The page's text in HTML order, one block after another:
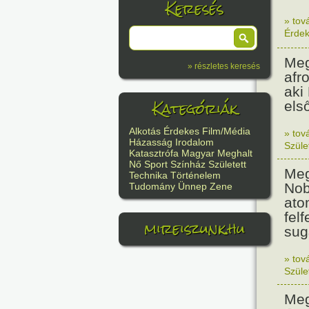
Keresés
» részletes keresés
Kategóriák
Alkotás Érdekes Film/Média
Házasság Irodalom
Katasztrófa Magyar Meghalt
Nő Sport Színház Született
Technika Történelem
Tudomány Ünnep Zene
mireiszunk.hu
»
aki
»
»